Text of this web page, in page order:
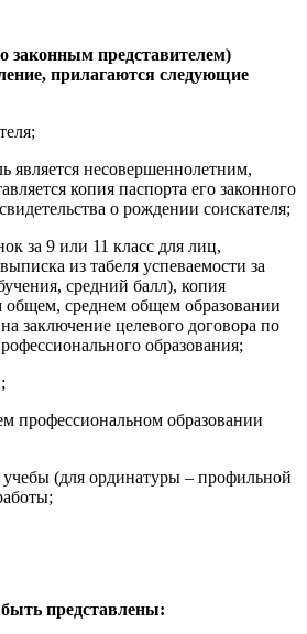
законным представителем)
прилагаются следующие
является несовершеннолетним,
копия паспорта его законного
о рождении соискателя;
за 9 или 11 класс для лиц,
из табеля успеваемости за
средний балл), копия
общем, среднем общем образовании
заключение целевого договора по
образования;
профессиональном образовании
учебы (для ординатуры – профильной
представлены: